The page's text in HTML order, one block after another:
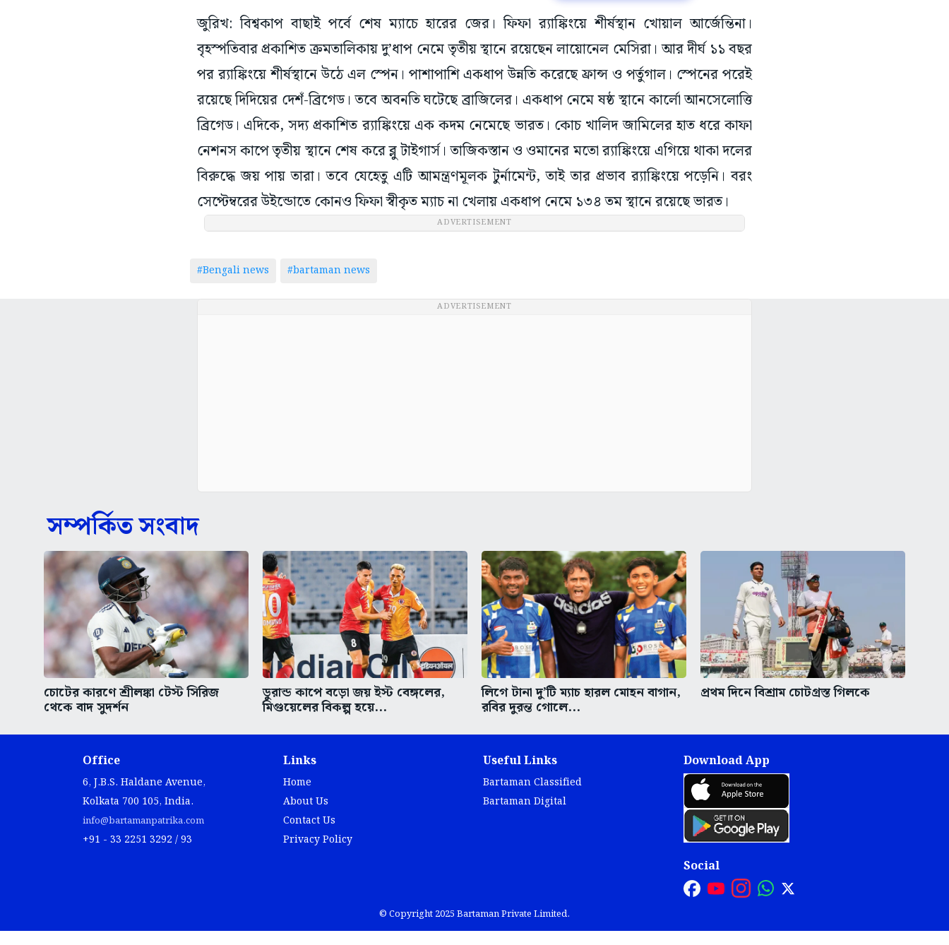
জুরিখ: বিশ্বকাপ বাছাই পর্বে শেষ ম্যাচে হারের জের। ফিফা র‌্যাঙ্কিংয়ে শীর্ষস্থান খোয়াল আর্জেন্তিনা।
বৃহস্পতিবার প্রকাশিত ক্রমতালিকায় দু’ধাপ নেমে তৃতীয় স্থানে রয়েছেন লায়োনেল মেসিরা। আর দীর্ঘ ১১ বছর
পর র‌্যাঙ্কিংয়ে শীর্ষস্থানে উঠে এল স্পেন। পাশাপাশি একধাপ উন্নতি করেছে ফ্রান্স ও পর্তুগাল। স্পেনের পরেই
রয়েছে দিদিয়ের দেশঁ-ব্রিগেড। তবে অবনতি ঘটেছে ব্রাজিলের। একধাপ নেমে ষষ্ঠ স্থানে কার্লো আনসেলোত্তি
ব্রিগেড। এদিকে, সদ্য প্রকাশিত র‌্যাঙ্কিংয়ে এক কদম নেমেছে ভারত। কোচ খালিদ জামিলের হাত ধরে কাফা
নেশনস কাপে তৃতীয় স্থানে শেষ করে ব্লু টাইগার্স। তাজিকস্তান ও ওমানের মতো র‌্যাঙ্কিংয়ে এগিয়ে থাকা দলের
বিরুদ্ধে জয় পায় তারা। তবে যেহেতু এটি আমন্ত্রণমূলক টুর্নামেন্ট, তাই তার প্রভাব র‌্যাঙ্কিংয়ে পড়েনি। বরং
সেপ্টেম্বরের উইন্ডোতে কোনও ফিফা স্বীকৃত ম্যাচ না খেলায় একধাপ নেমে ১৩৪ তম স্থানে রয়েছে ভারত।
ADVERTISEMENT
#Bengali news #bartaman news
ADVERTISEMENT
সম্পর্কিত সংবাদ
চোটের কারণে শ্রীলঙ্কা টেস্ট সিরিজ
থেকে বাদ সুদর্শন
ডুরান্ড কাপে বড়ো জয় ইস্ট বেঙ্গলের,
মিগুয়েলের বিকল্প হয়ে...
লিগে টানা দু’টি ম্যাচ হারল মোহন বাগান,
রবির দুরন্ত গোলে...
প্রথম দিনে বিশ্রাম চোটগ্রস্ত গিলকে
Office
6, J.B.S. Haldane Avenue,
Kolkata 700 105, India.
info@bartamanpatrika.com
+91 - 33 2251 3292 / 93
Links
Home
About Us
Contact Us
Privacy Policy
Useful Links
Bartaman Classified
Bartaman Digital
Download App
Social
© Copyright 2025 Bartaman Private Limited.